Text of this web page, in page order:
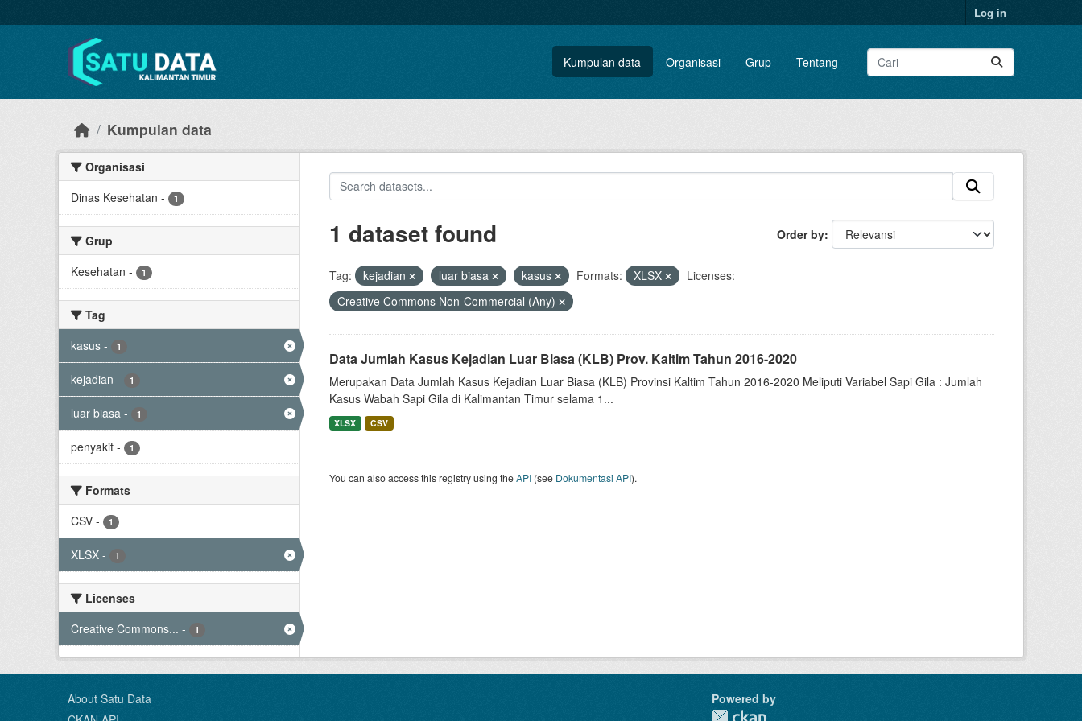
Log in
Kumpulan data Organisasi Grup Tentang
Kumpulan data
Organisasi
Dinas Kesehatan - 1
Grup
Kesehatan - 1
Tag
kasus - 1
kejadian - 1
luar biasa - 1
penyakit - 1
Formats
CSV - 1
XLSX - 1
Licenses
Creative Commons... - 1
Order by
1 dataset found
Tag: kejadian luar biasa kasus Formats: XLSX
Licenses:
Creative Commons Non-Commercial (Any)
Data Jumlah Kasus Kejadian Luar Biasa (KLB) Prov. Kaltim Tahun 2016-2020
Merupakan Data Jumlah Kasus Kejadian Luar Biasa (KLB) Provinsi Kaltim Tahun 2016-2020 Meliputi Variabel Sapi Gila : Jumlah
Kasus Wabah Sapi Gila di Kalimantan Timur selama 1...
XLSX CSV
You can also access this registry using theAPI(see Dokumentasi API).
About Satu Data
Powered by